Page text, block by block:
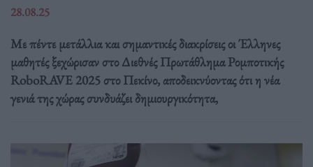
28.08.25
Με πέντε μετάλλια και σημαντικές διακρίσεις οι Έλληνες
μαθητές ξεχώρισαν στο Διεθνές Πρωτάθλημα Ρομποτικής
RoboRAVE 2025 στο Πεκίνο, αποδεικνύοντας ότι η νέα
γενιά της χώρας συνδυάζει δημιουργικότητα,